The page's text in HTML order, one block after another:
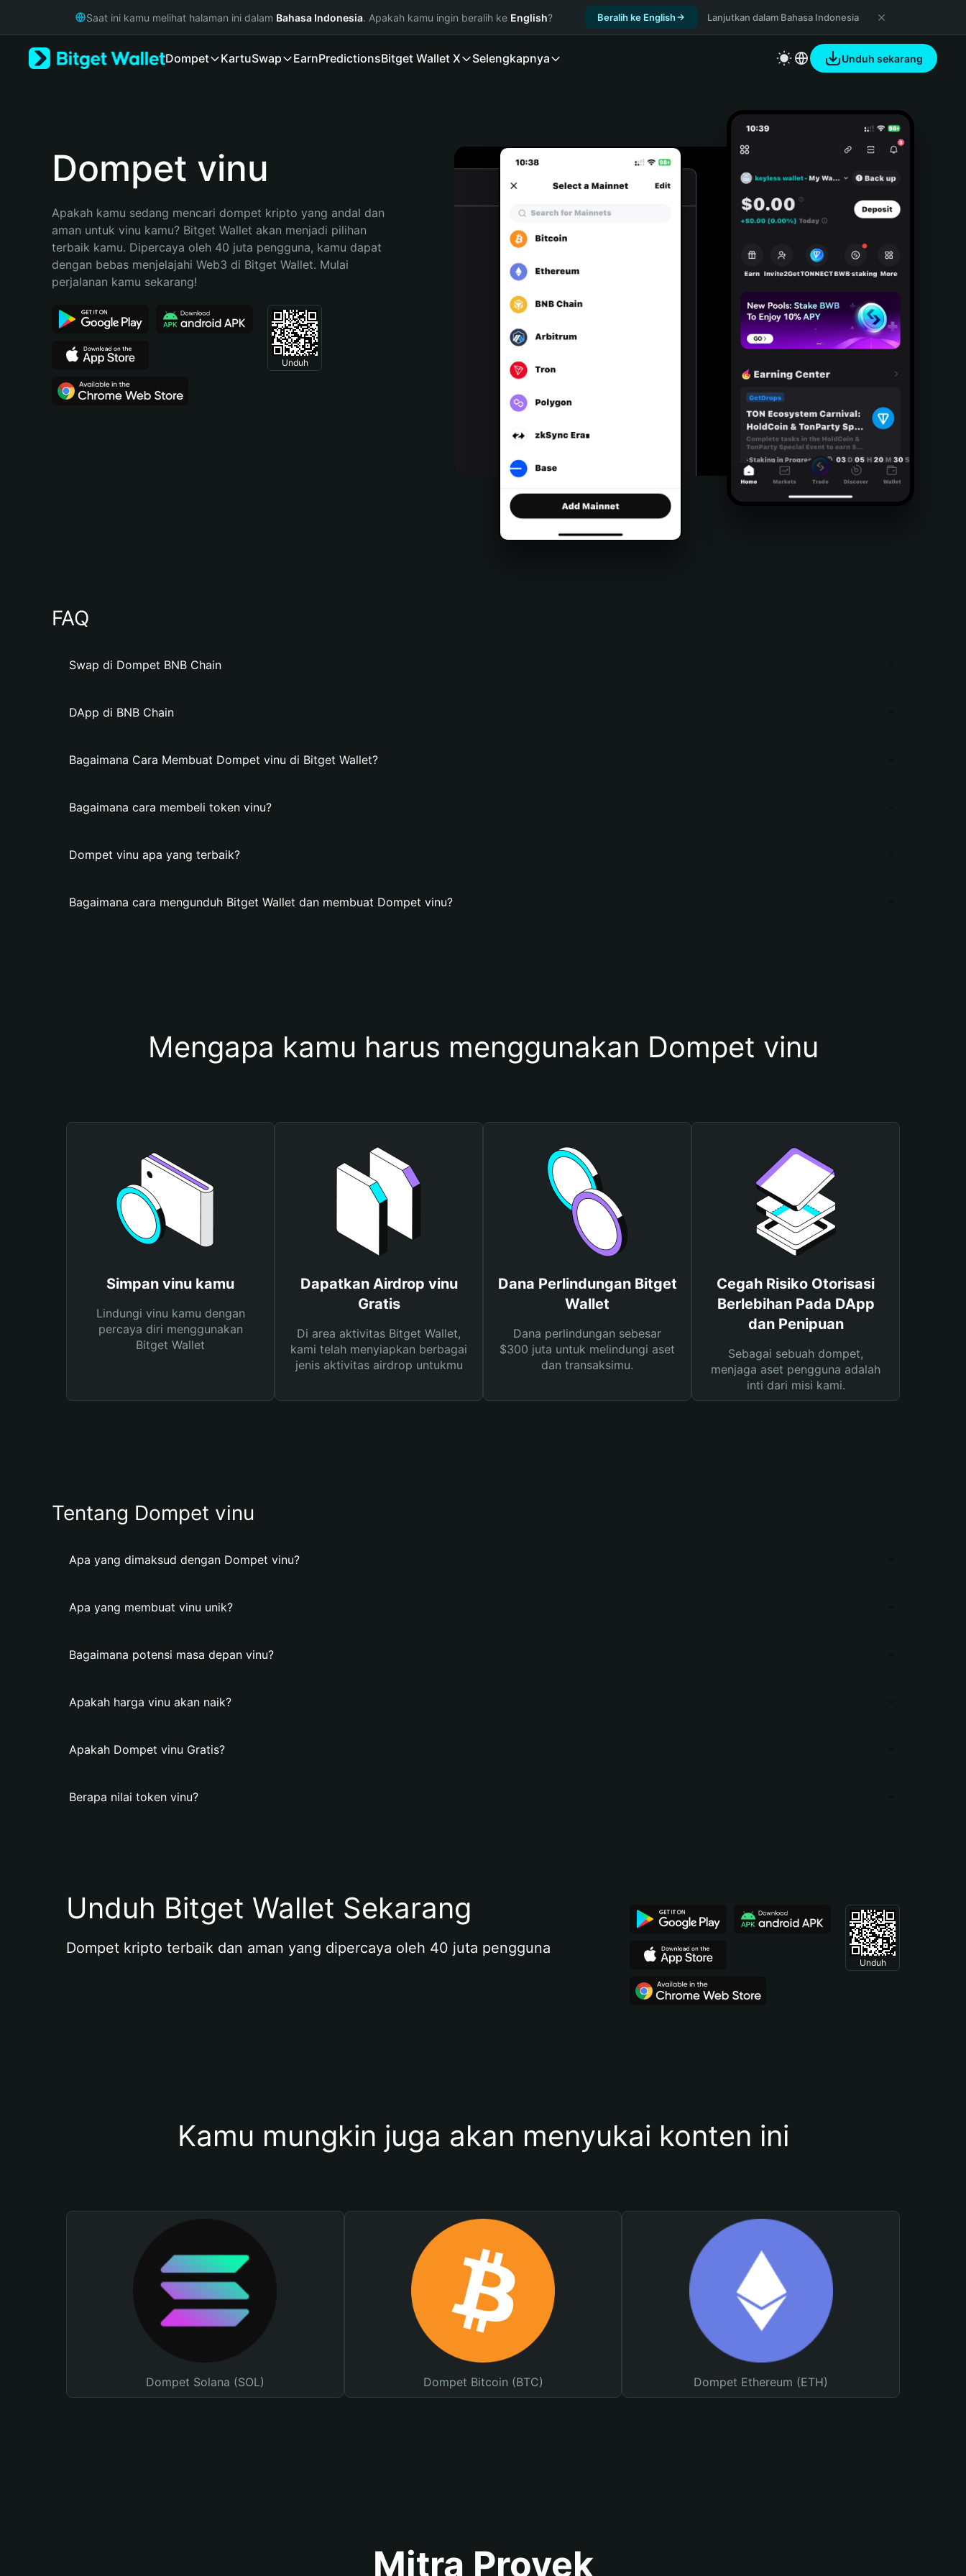
Русский
Bahasa Indonesia
Español (Argentina)
Saat ini kamu melihat halaman ini dalam Bahasa Indonesia. Apakah kamu ingin beralih ke English? Beralih ke English Lanjutkan dalam Bahasa Indonesia
Dompet KartuSwap EarnPredictionsBitget Wallet X Selengkapnya Unduh sekarang
Dompet vinu
Apakah kamu sedang mencari dompet kripto yang andal dan
aman untuk vinu kamu? Bitget Wallet akan menjadi pilihan
terbaik kamu. Dipercaya oleh 40 juta pengguna, kamu dapat
dengan bebas menjelajahi Web3 di Bitget Wallet. Mulai
perjalanan kamu sekarang!
Unduh
FAQ
Swap di Dompet BNB Chain
DApp di BNB Chain
Bagaimana Cara Membuat Dompet vinu di Bitget Wallet?
Bagaimana cara membeli token vinu?
Dompet vinu apa yang terbaik?
Bagaimana cara mengunduh Bitget Wallet dan membuat Dompet vinu?
Mengapa kamu harus menggunakan Dompet vinu
Simpan vinu kamu
Lindungi vinu kamu dengan
percaya diri menggunakan
Bitget Wallet
Dapatkan Airdrop vinu
Gratis
Di area aktivitas Bitget Wallet,
kami telah menyiapkan berbagai
jenis aktivitas airdrop untukmu
Dana Perlindungan Bitget
Wallet
Dana perlindungan sebesar
$300 juta untuk melindungi aset
dan transaksimu.
Cegah Risiko Otorisasi
Berlebihan Pada DApp
dan Penipuan
Sebagai sebuah dompet,
menjaga aset pengguna adalah
inti dari misi kami.
Tentang Dompet vinu
Apa yang dimaksud dengan Dompet vinu?
Apa yang membuat vinu unik?
Bagaimana potensi masa depan vinu?
Apakah harga vinu akan naik?
Apakah Dompet vinu Gratis?
Berapa nilai token vinu?
Unduh Bitget Wallet Sekarang
Dompet kripto terbaik dan aman yang dipercaya oleh 40 juta pengguna
Unduh
Kamu mungkin juga akan menyukai konten ini
Dompet Solana (SOL) Dompet Bitcoin (BTC) Dompet Ethereum (ETH)
Mitra Proyek